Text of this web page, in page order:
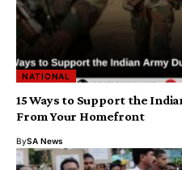
NATIONAL
15 Ways to Support the
From Your Homefront
BySA News